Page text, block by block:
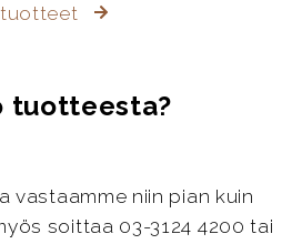
tuotteesta?
vastaamme niin pian kuin
soittaa 03-3124 4200 tai